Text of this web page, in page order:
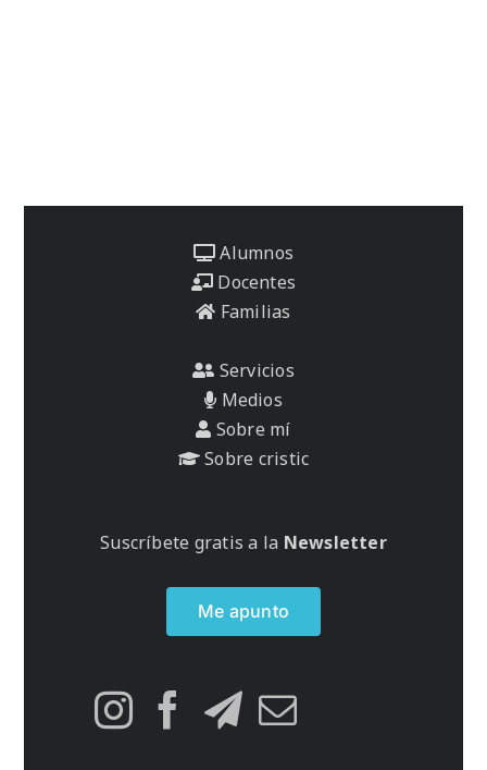
Alumnos
Docentes
Familias
Servicios
Medios
Sobre mí
Sobre cristic
Suscríbete gratis a la Newsletter
Me apunto